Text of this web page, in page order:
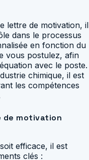
lettre de motivation, il
dans le processus
en fonction du
vous postulez, afin
avec le poste.
chimique, il est
les compétences
de motivation
efficace, il est
clés :